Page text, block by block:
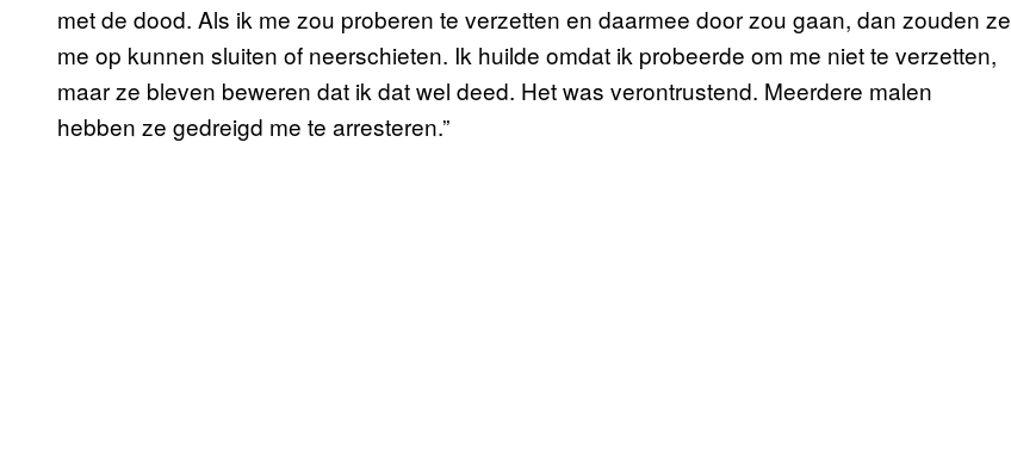
met de dood. Als ik me zou proberen te verzetten en daarmee door zou gaan, dan zouden ze
me op kunnen sluiten of neerschieten. Ik huilde omdat ik probeerde om me niet te verzetten,
maar ze bleven beweren dat ik dat wel deed. Het was verontrustend. Meerdere malen
hebben ze gedreigd me te arresteren.”